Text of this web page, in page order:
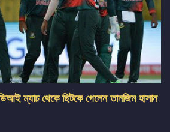
ম্যাচ থেকে ছিটকে গেলেন তানজিম হাসান